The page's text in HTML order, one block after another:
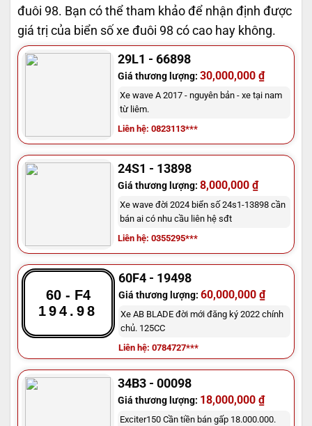
đuôi 98. Bạn có thể tham khảo để nhận định được
giá trị của biển số xe đuôi 98 có cao hay không.
29L1 - 66898
Giá thương lượng:30,000,000 ₫
Xe wave A 2017 - nguyên bản - xe tại nam
từ liêm.
Liên hệ: 0823113***
24S1 - 13898
Giá thương lượng:8,000,000 ₫
Xe wave đời 2024 biển số 24s1-13898 cần
bán ai có nhu cầu liên hệ sđt
Liên hệ: 0355295***
60 - F4
194.98
60F4 - 19498
Giá thương lượng: 60,000,000 ₫
Xe AB BLADE đời mới đăng ký 2022 chính
chủ. 125CC
Liên hệ: 0784727***
34B3 - 00098
Giá thương lượng: 18,000,000 ₫
Exciter150 Cần tiền bán gấp 18.000.000.